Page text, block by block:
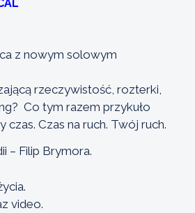
z nowym solowym
rzeczywistość, rozterki,
Co tym razem przykuło
Czas na ruch. Twój ruch.
– Filip Brymora.
video.